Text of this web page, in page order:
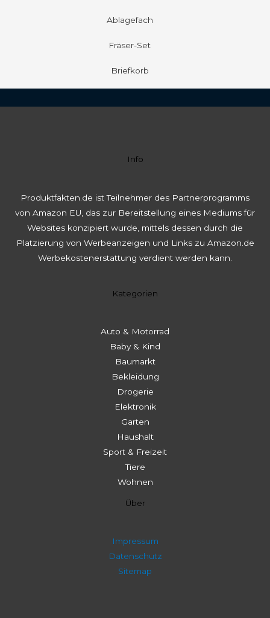
Ablagefach
Fräser-Set
Briefkorb
Info
Produktfakten.de ist Teilnehmer des Partnerprogramms
von Amazon EU, das zur Bereitstellung eines Mediums für
Websites konzipiert wurde, mittels dessen durch die
Platzierung von Werbeanzeigen und Links zu Amazon.de
Werbekostenerstattung verdient werden kann.
Kategorien
Auto & Motorrad
Baby & Kind
Baumarkt
Bekleidung
Drogerie
Elektronik
Garten
Haushalt
Sport & Freizeit
Tiere
Wohnen
Über
Impressum
Datenschutz
Sitemap